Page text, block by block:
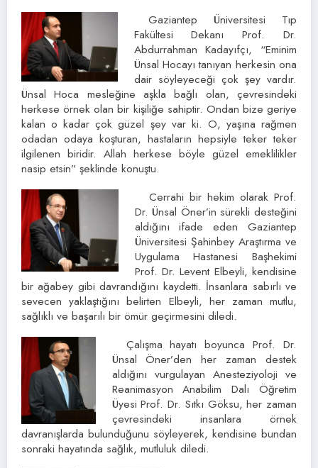
Gaziantep Üniversitesi Tıp
Fakültesi Dekanı Prof. Dr.
Abdurrahman Kadayıfçı, “Eminim
Ünsal Hocayı tanıyan herkesin ona
dair söyleyeceği çok şey vardır.
Ünsal Hoca mesleğine aşkla bağlı olan, çevresindeki
herkese örnek olan bir kişiliğe sahiptir. Ondan bize geriye
kalan o kadar çok güzel şey var ki. O, yaşına rağmen
odadan odaya koşturan, hastaların hepsiyle teker teker
ilgilenen biridir. Allah herkese böyle güzel emeklilikler
nasip etsin” şeklinde konuştu.
Cerrahi bir hekim olarak Prof.
Dr. Ünsal Öner’in sürekli desteğini
aldığını ifade eden Gaziantep
Üniversitesi Şahinbey Araştırma ve
Uygulama Hastanesi Başhekimi
Prof. Dr. Levent Elbeyli, kendisine
bir ağabey gibi davrandığını kaydetti. İnsanlara sabırlı ve
sevecen yaklaştığını belirten Elbeyli, her zaman mutlu,
sağlıklı ve başarılı bir ömür geçirmesini diledi.
Çalışma hayatı boyunca Prof. Dr.
Ünsal Öner’den her zaman destek
aldığını vurgulayan Anesteziyoloji ve
Reanimasyon Anabilim Dalı Öğretim
Üyesi Prof. Dr. Sıtkı Göksu, her zaman
çevresindeki insanlara örnek
davranışlarda bulunduğunu söyleyerek, kendisine bundan
sonraki hayatında sağlık, mutluluk diledi.